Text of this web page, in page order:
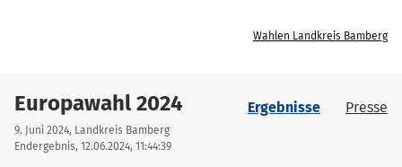
Wahlen Landkreis Bamberg
Europawahl 2024
9. Juni 2024, Landkreis Bamberg
Endergebnis, 12.06.2024, 11:44:39
Ergebnisse Presse